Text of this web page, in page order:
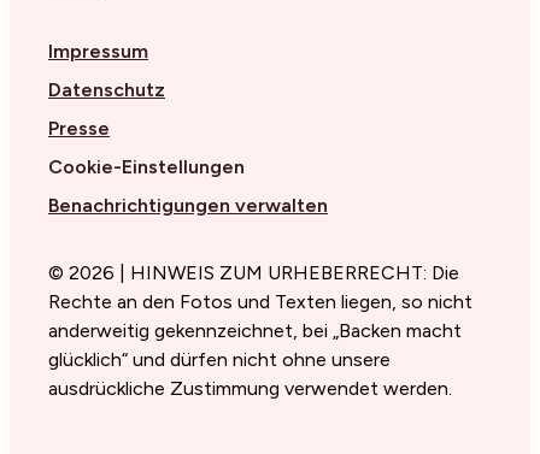
Impressum
Datenschutz
Presse
Cookie-Einstellungen
Benachrichtigungen verwalten
© 2026 | HINWEIS ZUM URHEBERRECHT: Die
Rechte an den Fotos und Texten liegen, so nicht
anderweitig gekennzeichnet, bei „Backen macht
glücklich“ und dürfen nicht ohne unsere
ausdrückliche Zustimmung verwendet werden.